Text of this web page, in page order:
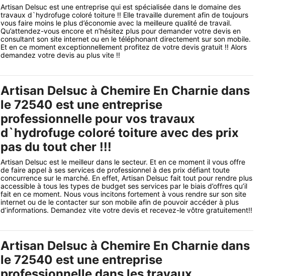
Artisan Delsuc est une entreprise qui est spécialisée dans le domaine des
travaux d`hydrofuge coloré toiture !! Elle travaille durement afin de toujours
vous faire moins le plus d’économie avec la meilleure qualité de travail.
Qu’attendez-vous encore et n’hésitez plus pour demander votre devis en
consultant son site internet ou en le téléphonant directement sur son mobile.
Et en ce moment exceptionnellement profitez de votre devis gratuit !! Alors
demandez votre devis au plus vite !!
Artisan Delsuc à Chemire En Charnie dans
le 72540 est une entreprise
professionnelle pour vos travaux
d`hydrofuge coloré toiture avec des prix
pas du tout cher !!!
Artisan Delsuc est le meilleur dans le secteur. Et en ce moment il vous offre
de faire appel à ses services de professionnel à des prix défiant toute
concurrence sur le marché. En effet, Artisan Delsuc fait tout pour rendre plus
accessible à tous les types de budget ses services par le biais d’offres qu’il
fait en ce moment. Nous vous incitons fortement à vous rendre sur son site
internet ou de le contacter sur son mobile afin de pouvoir accéder à plus
d’informations. Demandez vite votre devis et recevez-le vôtre gratuitement!!
Artisan Delsuc à Chemire En Charnie dans
le 72540 est une entreprise